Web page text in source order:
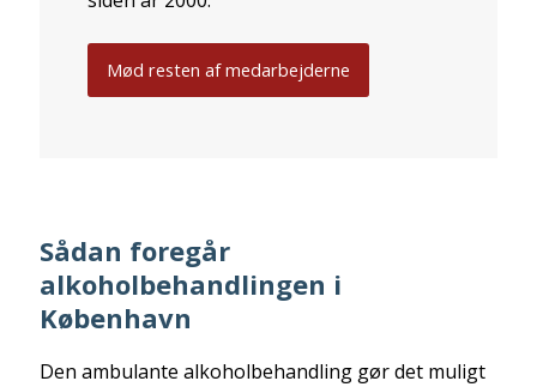
Mød resten af medarbejderne
Sådan foregår
alkoholbehandlingen i
København
Den ambulante alkoholbehandling gør det muligt